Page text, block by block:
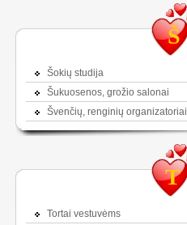
Š
Šokių studija
Šukuosenos, grožio salonai
Švenčių, renginių organizatoriai
T
Tortai vestuvėms